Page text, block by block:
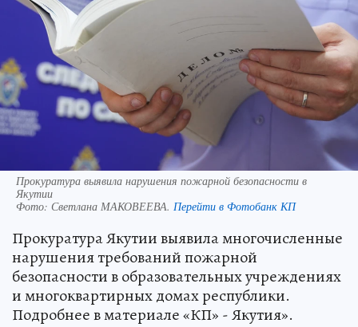
Прокуратура выявила нарушения пожарной безопасности в
Якутии
Фото: Светлана МАКОВЕЕВА. Перейти в Фотобанк КП
Прокуратура Якутии выявила многочисленные
нарушения требований пожарной
безопасности в образовательных учреждениях
и многоквартирных домах республики.
Подробнее в материале «КП» - Якутия».